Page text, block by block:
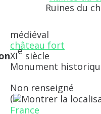
Ruines du
médiéval
château fort
XIe siècle
Monument
Non renseigné
(
France